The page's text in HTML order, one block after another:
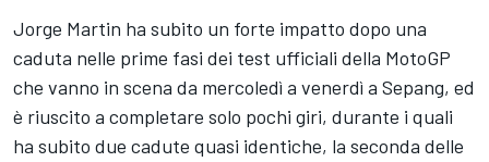
Jorge Martin ha subito un forte impatto dopo una
caduta nelle prime fasi dei test ufficiali della MotoGP
che vanno in scena da mercoledì a venerdì a Sepang, ed
è riuscito a completare solo pochi giri, durante i quali
ha subito due cadute quasi identiche, la seconda delle